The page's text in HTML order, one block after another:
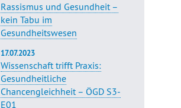
Rassismus und Gesundheit –
kein Tabu im
Gesundheitswesen
17.07.2023
Wissenschaft trifft Praxis:
Gesundheitliche
Chancengleichheit – ÖGD S3-
E01